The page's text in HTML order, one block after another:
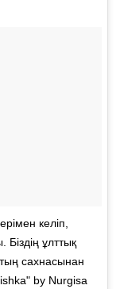
келіп,
ұлттық
саxнасынан
by Nurgisa